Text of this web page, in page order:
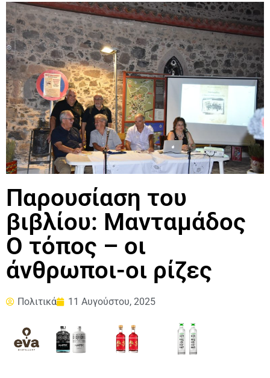
Παρουσίαση του
βιβλίου: Μανταμάδος
Ο τόπος – οι
άνθρωποι-οι ρίζες
Πολιτικά 11 Αυγούστου, 2025